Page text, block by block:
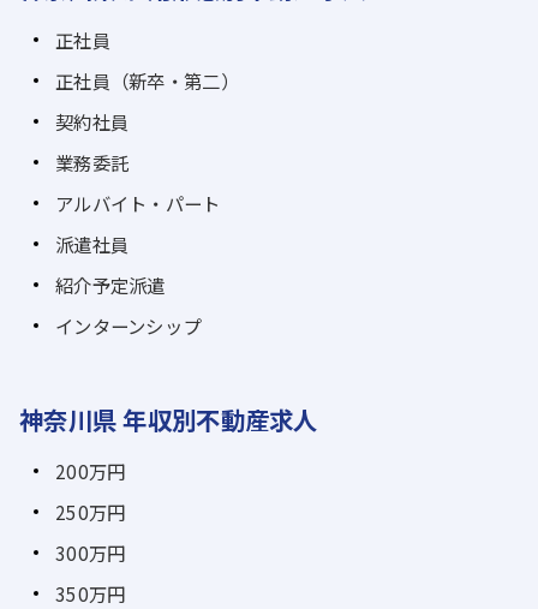
正社員
正社員（新卒・第二）
契約社員
業務委託
アルバイト・パート
派遣社員
紹介予定派遣
インターンシップ
神奈川県 年収別不動産求人
200万円
250万円
300万円
350万円